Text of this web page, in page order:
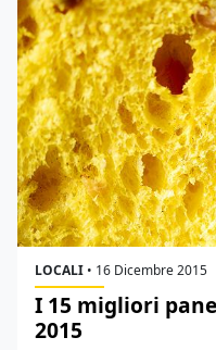
LOCALI • 16 Dicembre 2015
I 15 migliori
2015